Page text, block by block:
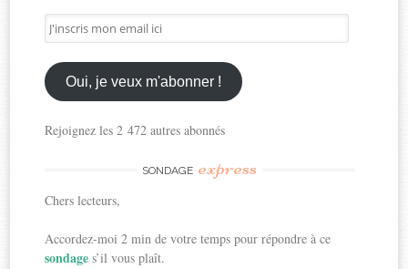
J'inscris
mon
email
ici
Oui, je veux m'abonner !
Rejoignez les 2 472 autres abonnés
SONDAGE express
Chers lecteurs,
Accordez-moi 2 min de votre temps pour répondre à ce
sondages’il vous plaît.